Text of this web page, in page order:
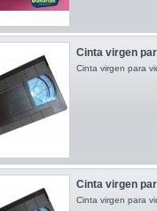
Cinta virgen
Cinta virgen para
Cinta virgen
Cinta virgen para